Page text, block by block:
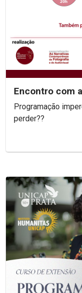
Encontro com
Programação
perder??